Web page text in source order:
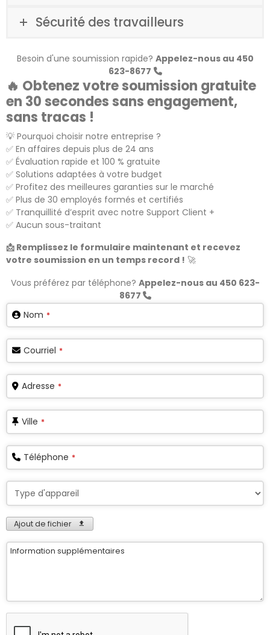
Sécurité des travailleurs
Besoin d'une soumission rapide? Appelez-nous au 450
623-8677
🔥 Obtenez votre soumission gratuite
en 30 secondes sans engagement,
sans tracas !
💡 Pourquoi choisir notre entreprise ?
✅ En affaires depuis plus de 24 ans
✅ Évaluation rapide et 100 % gratuite
✅ Solutions adaptées à votre budget
✅ Profitez des meilleures garanties sur le marché
✅ Plus de 30 employés formés et certifiés
✅ Tranquillité d’esprit avec notre Support Client +
✅ Aucun sous-traitant
📩 Remplissez le formulaire maintenant et recevez
votre soumission en un temps record ! 🚀
Vous préférez par téléphone? Appelez-nous au 450 623-
8677
Nom *
Courriel *
Adresse *
Ville *
Téléphone *
Phone
Number *
Ajout de fichier
Information supplémentaires